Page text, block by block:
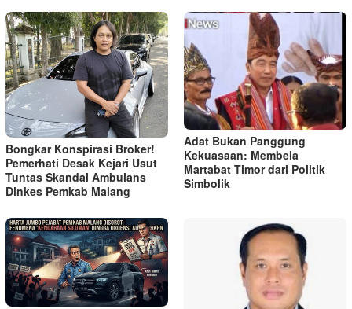
Bongkar Konspirasi Broker!
Pemerhati Desak Kejari Usut
Tuntas Skandal Ambulans
Dinkes Pemkab Malang
Adat Bukan Panggung
Kekuasaan: Membela
Martabat Timor dari Politik
Simbolik